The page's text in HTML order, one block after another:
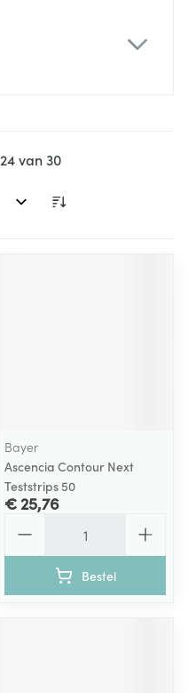
24van30
Bayer
Ascencia Contour Next
Teststrips 50
€ 25,76
Bestel